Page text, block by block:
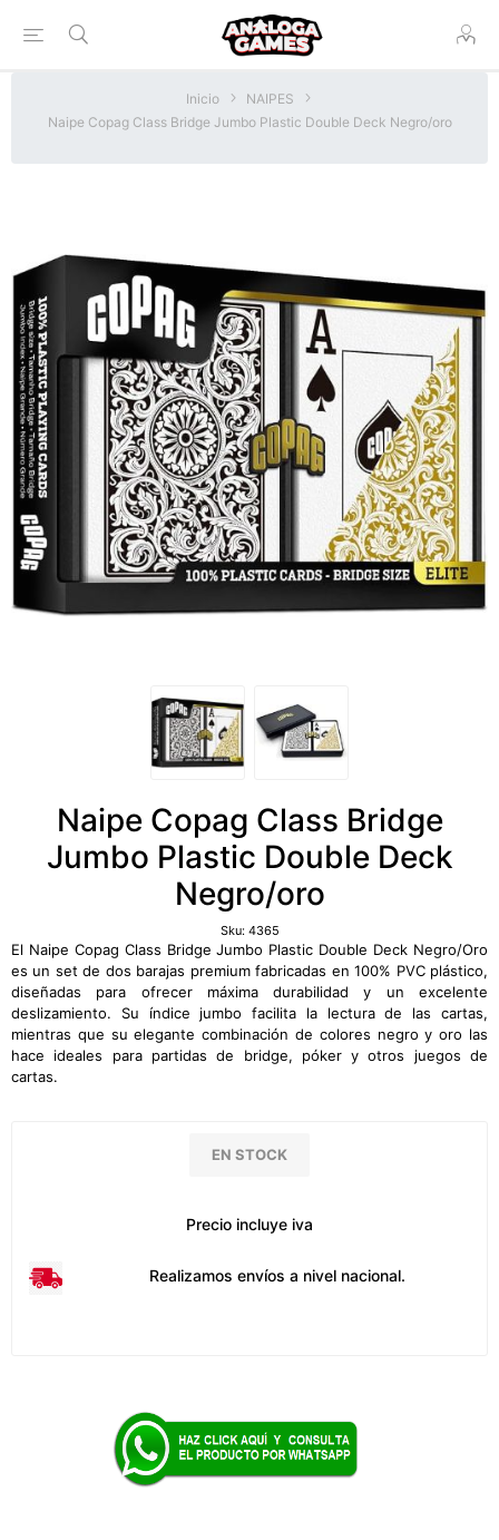
Inicio
NAIPES
Naipe Copag Class Bridge Jumbo Plastic Double Deck Negro/oro
Naipe Copag Class Bridge
Jumbo Plastic Double Deck
Negro/oro
Sku: 4365
El Naipe Copag Class Bridge Jumbo Plastic Double Deck Negro/Oro
es un set de dos barajas premium fabricadas en 100% PVC plástico,
diseñadas para ofrecer máxima durabilidad y un excelente
deslizamiento. Su índice jumbo facilita la lectura de las cartas,
mientras que su elegante combinación de colores negro y oro las
hace ideales para partidas de bridge, póker y otros juegos de
cartas.
EN STOCK
Precio incluye iva
Realizamos envíos a nivel nacional.